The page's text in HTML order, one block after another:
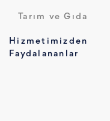
Tarım ve Gıda
Hizmetimizden
Faydalananlar